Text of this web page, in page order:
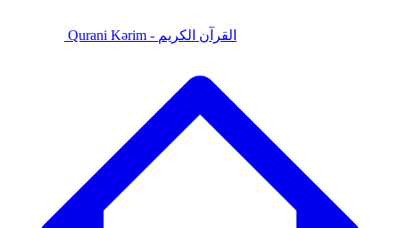
Qurani Kərim - القرآن الكريم